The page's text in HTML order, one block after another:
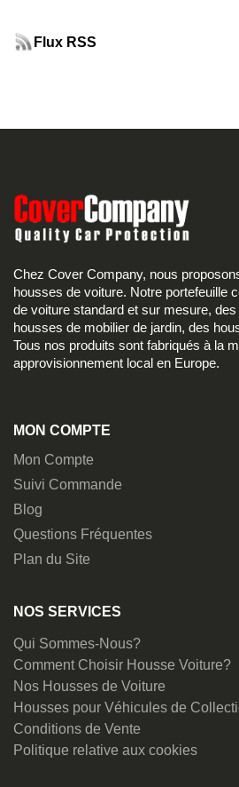
Flux RSS
Chez Cover Company, nous
housses de voiture. Notre portefeuille
de voiture standard et sur mesure,
housses de mobilier de jardin, des
Tous nos produits sont fabriqués à la
approvisionnement local en Europe.
MON COMPTE
Mon Compte
Suivi Commande
Blog
Questions Fréquentes
Plan du Site
NOS SERVICES
Qui Sommes-Nous?
Comment Choisir Housse Voiture?
Nos Housses de Voiture
Housses pour Véhicules de
Conditions de Vente
Politique relative aux cookies